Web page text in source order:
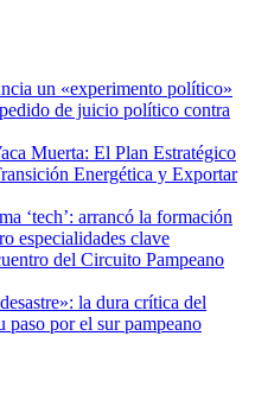
un «experimento político»
de juicio político contra
Muerta: El Plan Estratégico
Energética y Exportar
‘tech’: arrancó la formación
especialidades clave
del Circuito Pampeano
la dura crítica del
paso por el sur pampeano